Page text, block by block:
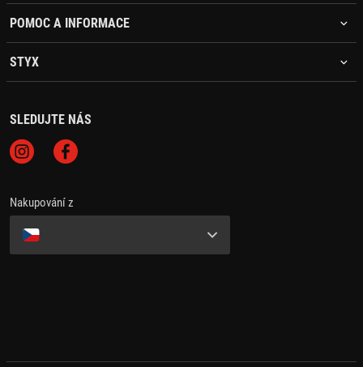
POMOC A INFORMACE
STYX
SLEDUJTE NÁS
Nakupování z